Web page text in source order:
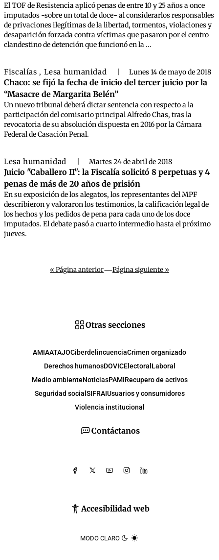
El TOF de Resistencia aplicó penas de entre 10 y 25 años a once
imputados -sobre un total de doce- al considerarlos responsables
de privaciones ilegítimas de la libertad, tormentos, violaciones y
desaparición forzada contra víctimas que pasaron por el centro
clandestino de detención que funcionó en la ...
Fiscalías , Lesa humanidad Lunes 14 de mayo de 2018
Chaco: se fijó la fecha de inicio del tercer juicio por la
“Masacre de Margarita Belén”
Un nuevo tribunal deberá dictar sentencia con respecto a la
participación del comisario principal Alfredo Chas, tras la
revocatoria de su absolución dispuesta en 2016 por la Cámara
Federal de Casación Penal.
Lesa humanidad Martes 24 de abril de 2018
Juicio "Caballero II": la Fiscalía solicitó 8 perpetuas y 4
penas de más de 20 años de prisión
En su exposición de los alegatos, los representantes del MPF
describieron y valoraron los testimonios, la calificación legal de
los hechos y los pedidos de pena para cada uno de los doce
imputados. El debate pasó a cuarto intermedio hasta el próximo
jueves.
« Página anterior—Página siguiente »
Contáctanos
Accesibilidad web
MODO CLARO
Otras secciones
AMIAATAJOCiberdelincuenciaCrimen organizado
Derechos humanosDOVICElectoral Laboral
Medio ambienteNoticiasPAMIRecupero de activos
Seguridad social SIFRAIUsuarios y consumidores
Violencia institucional